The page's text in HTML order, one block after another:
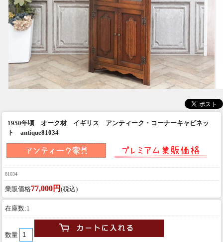
1950年頃 オーク材 イギリス アンティーク・コーナーキャビネッ
ト antique81034
81034
業販価格77,000円 (税込)
在庫数:1
数量